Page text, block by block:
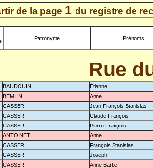
de la page 1 du registre de
Patronyme Prénoms
Rue
BAUDOUIN
Étienne
BEMLIN
Anne
CASSER
Jean François Stanislas
CASSER
Claude François
CASSER
Pierre François
ANTOINET
Anne
CASSER
François Stanislas
CASSER
Joseph
CASSER
Anne Barbe